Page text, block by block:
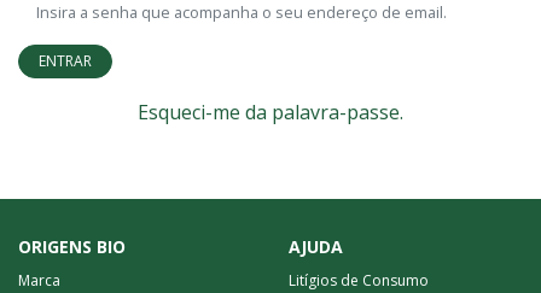
Insira a senha que acompanha o seu endereço de email.
ENTRAR
Esqueci-me da palavra-passe.
ORIGENS BIO
Marca
AJUDA
Litígios de Consumo